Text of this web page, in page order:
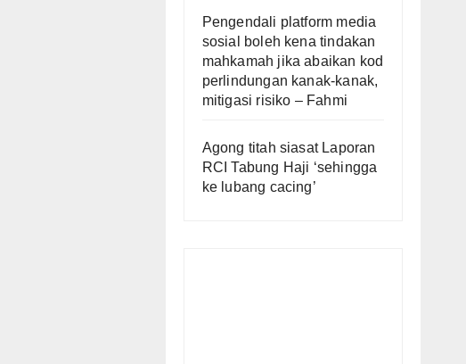
Pengendali platform media
sosial boleh kena tindakan
mahkamah jika abaikan kod
perlindungan kanak-kanak,
mitigasi risiko – Fahmi
Agong titah siasat Laporan
RCI Tabung Haji ‘sehingga
ke lubang cacing’